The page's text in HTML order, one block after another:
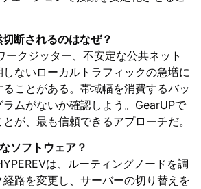
断されるのはなぜ？
ークジッター、不安定な公共ネット
ないローカルトラフィックの急増に
ことがある。帯域幅を消費するバッ
ムがないか確認しよう。GearUPで
が、最も信頼できるアプローチだ。
ソフトウェア？
は、ルーティングノードを調
路を変更し、サーバーの切り替えを